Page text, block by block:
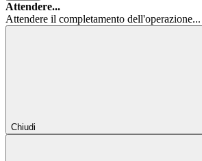
Attendere...
Attendere il completamento dell'operazione...
Chiudi